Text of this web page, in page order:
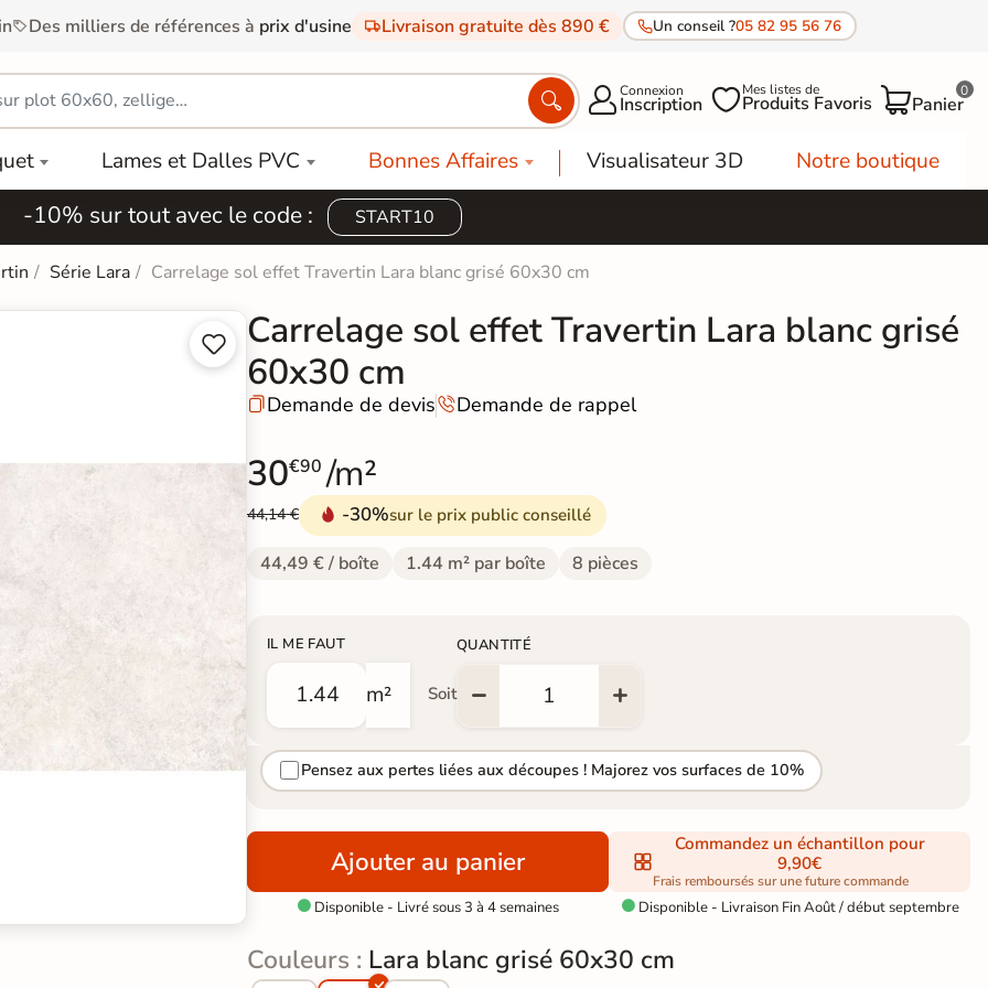
Des milliers de références à prix d'usine Livraison gratuite dès 890 € Un conseil ?05 82 95 56 76
 Connexion
Inscription Mes listes de
Produits Favoris Panier
0
Lames et Dalles PVC Bonnes Affaires Visualisateur 3D Notre boutique
-10% sur tout avec le code : START10
Série Lara Carrelage sol effet Travertin Lara blanc grisé 60x30 cm


Carrelage sol effet Travertin Lara blanc grisé
60x30 cm
Demande de devisDemande de rappel
30€90 /m²
44,14 € -30%sur le prix public conseillé
44,49 € / boîte 1.44 m² par boîte 8 pièces
IL ME FAUT
m² Soit
QUANTITÉ
Pensez aux pertes liées aux découpes ! Majorez vos surfaces de 10%
Ajouter au panier
 Disponible - Livré sous 3 à 4 semaines
Commandez un échantillon pour
9,90€
Frais remboursés sur une future commande
Disponible - Livraison Fin Août / début septembre
Couleurs : Lara blanc grisé 60x30 cm